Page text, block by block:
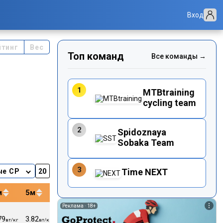
Вход
Вес
CP
5м
вт/кг 3.82вт/кг 3.56вт/кг 3.47вт/кг 3.31вт/кг
Топ команд Все команды →
1
MTBtraining
cycling team
2
Spidoznaya
Sobaka Team
3 Time NEXT
Реклама · 18+